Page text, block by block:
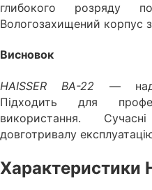
глибокого розряду
Вологозахищений корпус
Висновок
HAISSER BA-22 —
Підходить для
використання.
довготривалу
Характеристики